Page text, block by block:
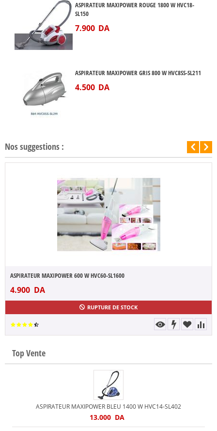
ASPIRATEUR MAXIPOWER ROUGE 1800 W HVC18-
SL150
7.900 DA
ASPIRATEUR MAXIPOWER GRIS 800 W HVC8SS-SL211
4.500 DA
Nos suggestions :
ASPIRATEUR MAXIPOWER 600 W HVC60-SL1600
4.900 DA
RUPTURE DE STOCK
Top Vente
ASPIRATEUR MAXIPOWER BLEU 1400 W HVC14-SL402
13.000 DA